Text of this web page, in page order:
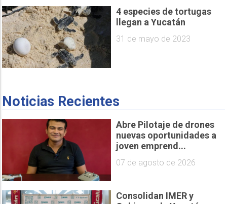
4 especies de tortugas
llegan a Yucatán
31 de mayo de 2023
Noticias Recientes
Abre Pilotaje de drones
nuevas oportunidades a
joven emprend...
07 de agosto de 2026
Consolidan IMER y